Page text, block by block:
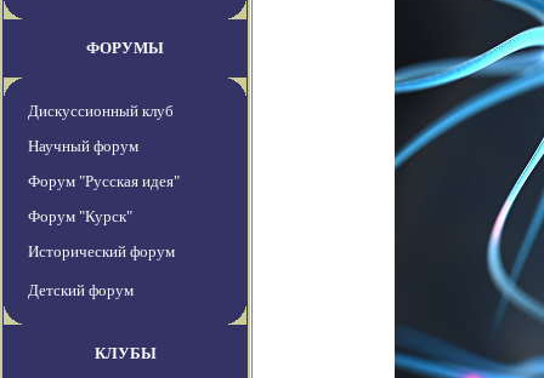
ФОРУМЫ
Дискуссионный клуб
Научный форум
Форум "Русская идея"
Форум "Курск"
Исторический форум
Детский форум
КЛУБЫ